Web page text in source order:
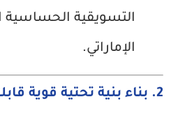
التسويقية الحساسية
الإماراتي.
2. بناء بنية تحتية قوية قابلة للتوسع